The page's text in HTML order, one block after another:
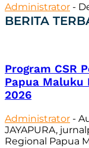
Administrator -
BERITA
Program CSR
Papua Maluku
2026
Administrator -
JAYAPURA,
Regional Papua